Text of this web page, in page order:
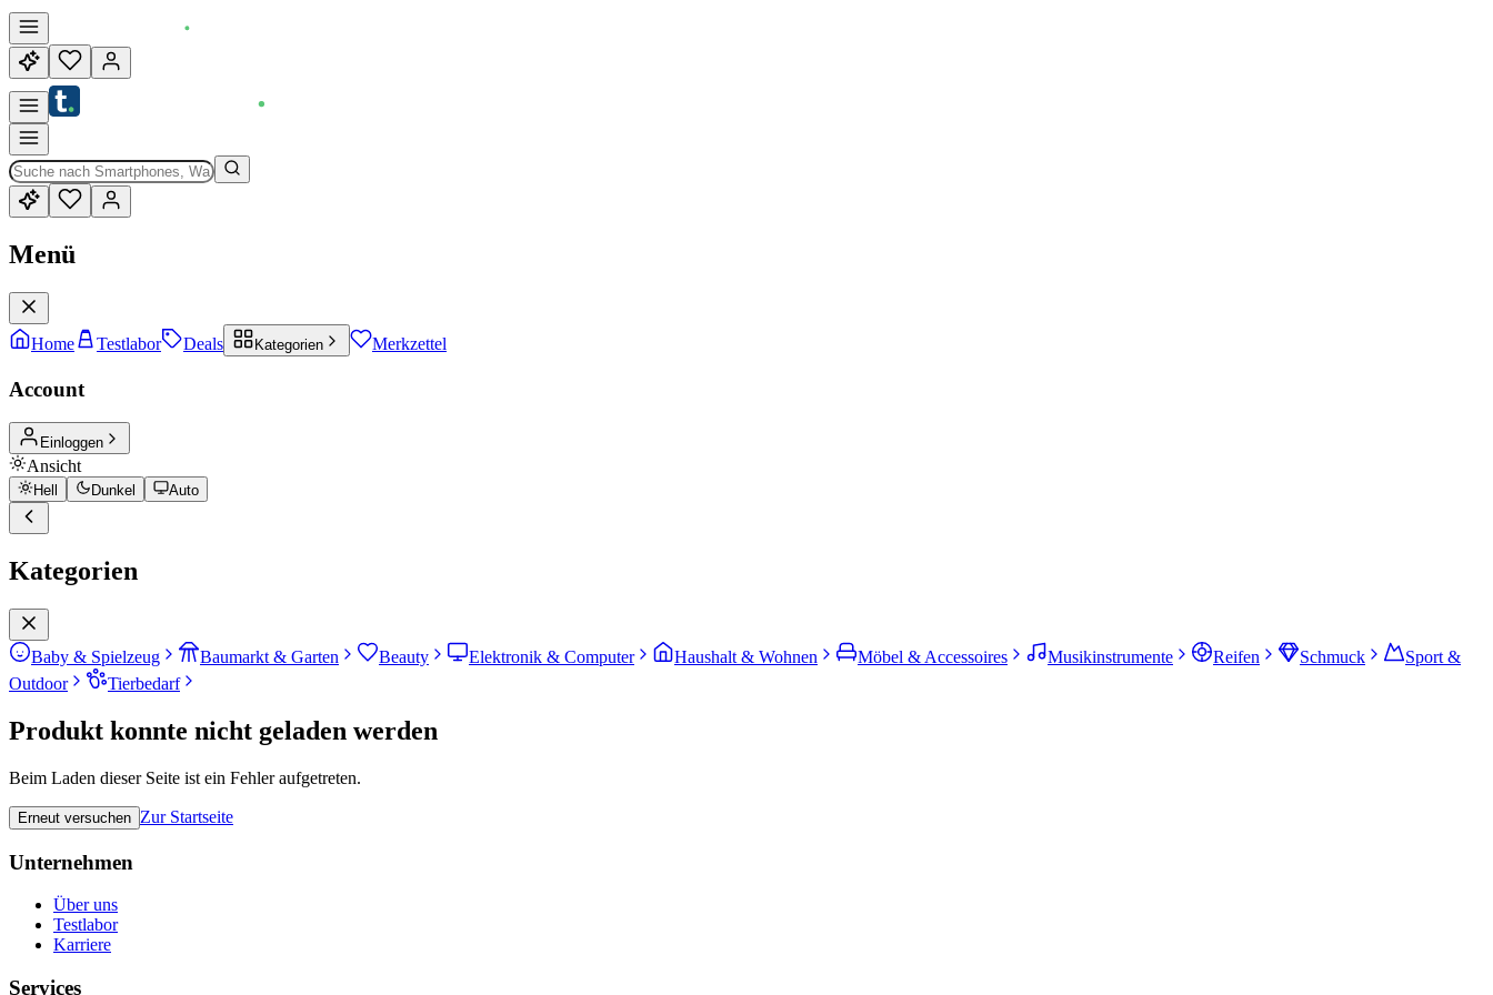
Menü
Home Testlabor Deals Kategorien Merkzettel
Account
Einloggen
Ansicht
Hell Dunkel Auto
Kategorien
Baby & Spielzeug Baumarkt & Garten Beauty Elektronik & Computer Haushalt & Wohnen Möbel & Accessoires Musikinstrumente Reifen Schmuck
Sport &
Outdoor
Tierbedarf
Produkt konnte nicht geladen werden
Beim Laden dieser Seite ist ein Fehler aufgetreten.
Erneut versuchen Zur Startseite
Unternehmen
Über uns
Testlabor
Karriere
Services